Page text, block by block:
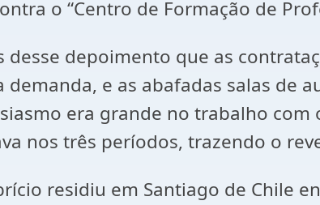
o “Centro de Formação de
desse depoimento que as
e as abafadas salas de
era grande no trabalho
nos três períodos, trazendo o
residiu em Santiago de Chile